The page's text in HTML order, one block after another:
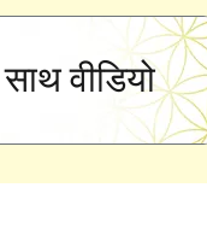
वीडियो